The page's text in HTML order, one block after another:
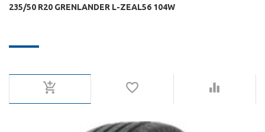
235/50 R20 GRENLANDER L-ZEAL56 104W